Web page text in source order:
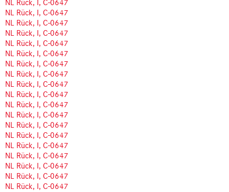
NL Rück, I, C-0647
NL Rück, I, C-0647
NL Rück, I, C-0647
NL Rück, I, C-0647
NL Rück, I, C-0647
NL Rück, I, C-0647
NL Rück, I, C-0647
NL Rück, I, C-0647
NL Rück, I, C-0647
NL Rück, I, C-0647
NL Rück, I, C-0647
NL Rück, I, C-0647
NL Rück, I, C-0647
NL Rück, I, C-0647
NL Rück, I, C-0647
NL Rück, I, C-0647
NL Rück, I, C-0647
NL Rück, I, C-0647
NL Rück, I, C-0647